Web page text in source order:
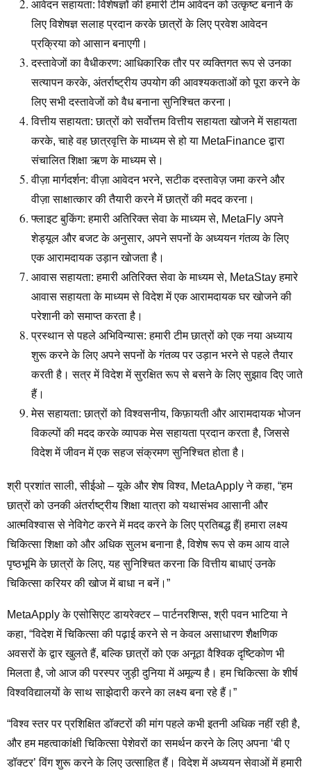
आवेदन सहायता: विशेषज्ञों की हमारी टीम आवेदन को उत्कृष्ट बनाने के
लिए विशेषज्ञ सलाह प्रदान करके छात्रों के लिए प्रवेश आवेदन
प्रक्रिया को आसान बनाएगी।
दस्तावेजों का वैधीकरण: आधिकारिक तौर पर व्यक्तिगत रूप से उनका
सत्यापन करके, अंतर्राष्ट्रीय उपयोग की आवश्यकताओं को पूरा करने के
लिए सभी दस्तावेजों को वैध बनाना सुनिश्चित करना।
वित्तीय सहायता: छात्रों को सर्वोत्तम वित्तीय सहायता खोजने में सहायता
करके, चाहे वह छात्रवृत्ति के माध्यम से हो या MetaFinance द्वारा
संचालित शिक्षा ऋण के माध्यम से।
वीज़ा मार्गदर्शन: वीज़ा आवेदन भरने, सटीक दस्तावेज़ जमा करने और
वीज़ा साक्षात्कार की तैयारी करने में छात्रों की मदद करना।
फ्लाइट बुकिंग: हमारी अतिरिक्त सेवा के माध्यम से, MetaFly अपने
शेड्यूल और बजट के अनुसार, अपने सपनों के अध्ययन गंतव्य के लिए
एक आरामदायक उड़ान खोजता है।
आवास सहायता: हमारी अतिरिक्त सेवा के माध्यम से, MetaStay हमारे
आवास सहायता के माध्यम से विदेश में एक आरामदायक घर खोजने की
परेशानी को समाप्त करता है।
प्रस्थान से पहले अभिविन्यास: हमारी टीम छात्रों को एक नया अध्याय
शुरू करने के लिए अपने सपनों के गंतव्य पर उड़ान भरने से पहले तैयार
करती है। सत्र में विदेश में सुरक्षित रूप से बसने के लिए सुझाव दिए जाते
हैं।
मेस सहायता: छात्रों को विश्वसनीय, किफ़ायती और आरामदायक भोजन
विकल्पों की मदद करके व्यापक मेस सहायता प्रदान करता है, जिससे
विदेश में जीवन में एक सहज संक्रमण सुनिश्चित होता है।
श्री प्रशांत साली, सीईओ – यूके और शेष विश्व, MetaApply ने कहा, “हम
छात्रों को उनकी अंतर्राष्ट्रीय शिक्षा यात्रा को यथासंभव आसानी और
आत्मविश्वास से नेविगेट करने में मदद करने के लिए प्रतिबद्ध हैं| हमारा लक्ष्य
चिकित्सा शिक्षा को और अधिक सुलभ बनाना है, विशेष रूप से कम आय वाले
पृष्ठभूमि के छात्रों के लिए, यह सुनिश्चित करना कि वित्तीय बाधाएं उनके
चिकित्सा करियर की खोज में बाधा न बनें।”
MetaApply के एसोसिएट डायरेक्टर – पार्टनरशिप्स, श्री पवन भाटिया ने
कहा, “विदेश में चिकित्सा की पढ़ाई करने से न केवल असाधारण शैक्षणिक
अवसरों के द्वार खुलते हैं, बल्कि छात्रों को एक अनूठा वैश्विक दृष्टिकोण भी
मिलता है, जो आज की परस्पर जुड़ी दुनिया में अमूल्य है। हम चिकित्सा के शीर्ष
विश्वविद्यालयों के साथ साझेदारी करने का लक्ष्य बना रहे हैं।”
“विश्व स्तर पर प्रशिक्षित डॉक्टरों की मांग पहले कभी इतनी अधिक नहीं रही है,
और हम महत्वाकांक्षी चिकित्सा पेशेवरों का समर्थन करने के लिए अपना ‘बी ए
डॉक्टर’ विंग शुरू करने के लिए उत्साहित हैं। विदेश में अध्ययन सेवाओं में हमारी